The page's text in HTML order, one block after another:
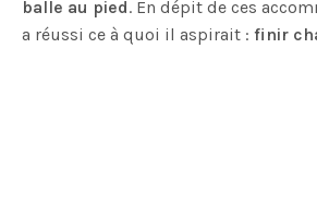
balle au pied. En dépit de ces
a réussi ce à quoi il aspirait :finir